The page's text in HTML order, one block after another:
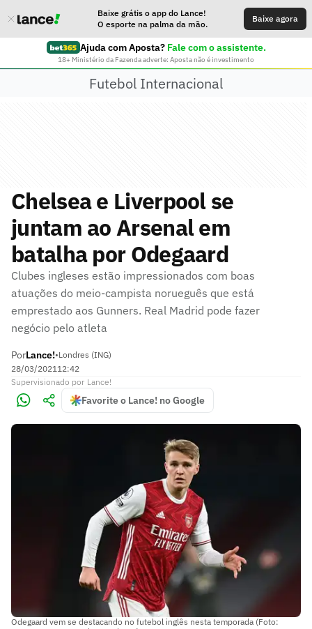
Baixe grátis o app do Lance!
O esporte na palma da mão.
Baixe agora
Ajuda com Aposta? Fale com o assistente.
18+ Ministério da Fazenda adverte: Aposta não é investimento
Futebol Internacional
Chelsea e Liverpool se
juntam ao Arsenal em
batalha por Odegaard
Clubes ingleses estão impressionados com boas
atuações do meio-campista norueguês que está
emprestado aos Gunners. Real Madrid pode fazer
negócio pelo atleta
PorLance!•Londres (ING)
28/03/202112:42
Supervisionado por Lance!
Favorite o Lance! no Google
Odegaard vem se destacando no futebol inglês nesta temporada (Foto: